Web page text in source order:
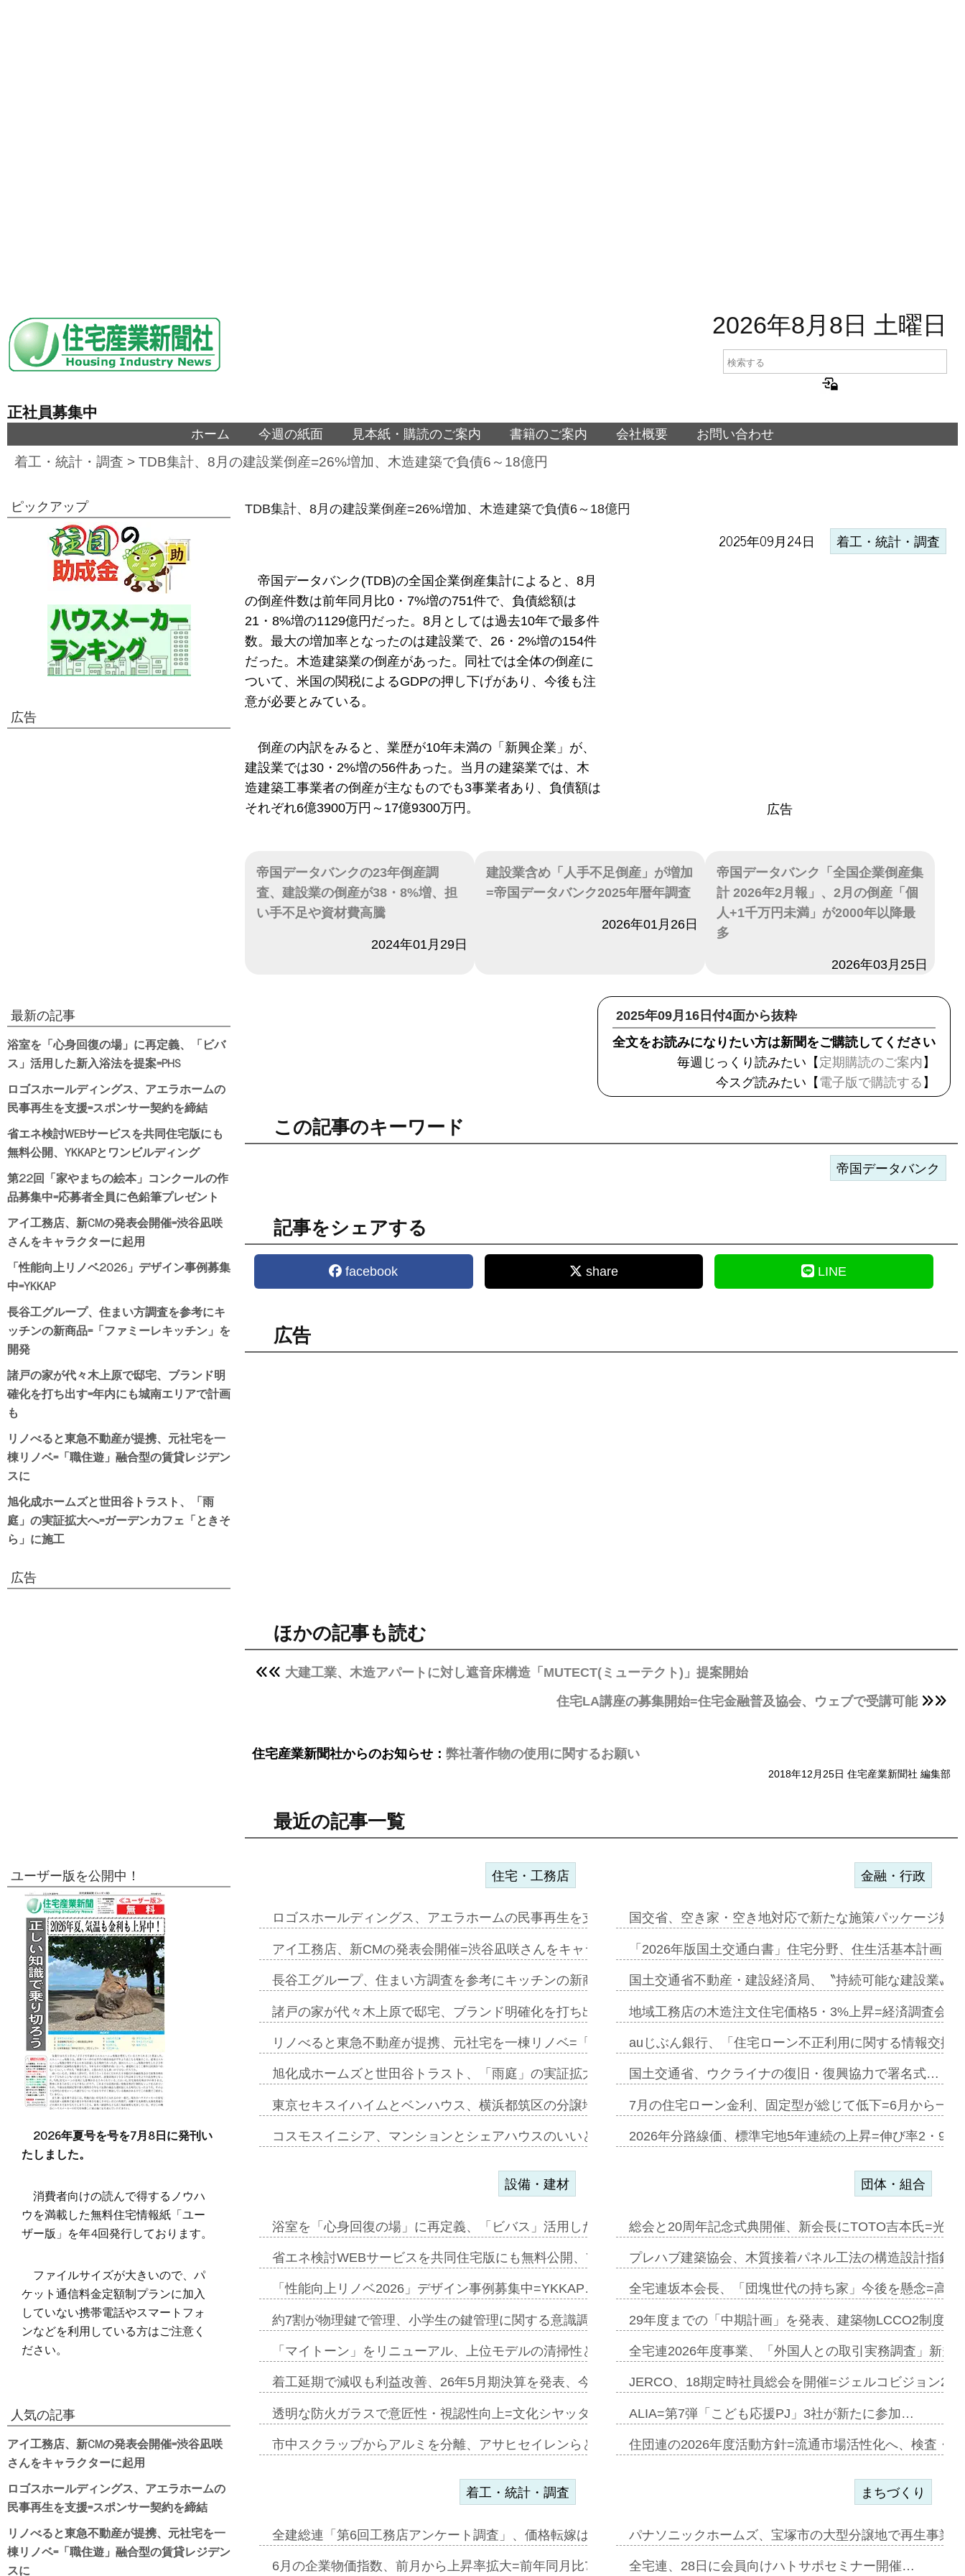
2026年8月8日 土曜日
正社員募集中
ホーム 今週の紙面 見本紙・購読のご案内 書籍のご案内 会社概要 お問い合わせ
着工・統計・調査 > TDB集計、8月の建設業倒産=26%増加、木造建築で負債6～18億円
TDB集計、8月の建設業倒産=26%増加、木造建築で負債6～18億円
2025年09月24日 着工・統計・調査
広告
帝国データバンク(TDB)の全国企業倒産集計によると、8月
の倒産件数は前年同月比0・7%増の751件で、負債総額は
21・8%増の1129億円だった。8月としては過去10年で最多件
数。最大の増加率となったのは建設業で、26・2%増の154件
だった。木造建築業の倒産があった。同社では全体の倒産に
ついて、米国の関税によるGDPの押し下げがあり、今後も注
意が必要とみている。
倒産の内訳をみると、業歴が10年未満の「新興企業」が、
建設業では30・2%増の56件あった。当月の建築業では、木
造建築工事業者の倒産が主なものでも3事業者あり、負債額は
それぞれ6億3900万円～17億9300万円。
帝国データバンクの23年倒産調
査、建設業の倒産が38・8%増、担
い手不足や資材費高騰
2024年01月29日
建設業含め「人手不足倒産」が増加
=帝国データバンク2025年暦年調査
2026年01月26日
帝国データバンク「全国企業倒産集
計 2026年2月報」、2月の倒産「個
人+1千万円未満」が2000年以降最
多
2026年03月25日
2025年09月16日付4面から抜粋
全文をお読みになりたい方は新聞をご購読してください
毎週じっくり読みたい【 定期購読のご案内 】
今スグ読みたい【 電子版で購読する 】
この記事のキーワード
帝国データバンク
記事をシェアする
facebook share LINE
広告
ほかの記事も読む
大建工業、木造アパートに対し遮音床構造「MUTECT(ミューテクト)」提案開始
住宅LA講座の募集開始=住宅金融普及協会、ウェブで受講可能
住宅産業新聞社からのお知らせ： 弊社著作物の使用に関するお願い
2018年12月25日 住宅産業新聞社 編集部
最近の記事一覧
住宅・工務店
ロゴスホールディングス、アエラホームの民事再生を支援=スポンサー契約…
アイ工務店、新CMの発表会開催=渋谷凪咲さんをキャラクターに起用…
長谷工グループ、住まい方調査を参考にキッチンの新商品=「ファミーレキ…
諸戸の家が代々木上原で邸宅、ブランド明確化を打ち出す=年内にも城南エ…
リノべると東急不動産が提携、元社宅を一棟リノベ=「職住遊」融合型の賃…
旭化成ホームズと世田谷トラスト、「雨庭」の実証拡大へ=ガーデンカフェ…
東京セキスイハイムとベンハウス、横浜都筑区の分譲地開発で初協業=お互…
コスモスイニシア、マンションとシェアハウスのいいとこどりのコリビング…
金融・行政
国交省、空き家・空き地対応で新たな施策パッケージ始
「2026年版国土交通白書」住宅分野、住生活基本計画
国土交通省不動産・建設経済局、〝持続可能な建設業〟
地域工務店の木造注文住宅価格5・3%上昇=経済調査会
auじぶん銀行、「住宅ローン不正利用に関する情報交換
国土交通省、ウクライナの復旧・復興協力で署名式…
7月の住宅ローン金利、固定型が総じて低下=6月から一
2026年分路線価、標準宅地5年連続の上昇=伸び率2・
設備・建材
浴室を「心身回復の場」に再定義、「ビバス」活用した新入浴法を提案=P…
省エネ検討WEBサービスを共同住宅版にも無料公開、YKKAPとワンビ…
「性能向上リノベ2026」デザイン事例募集中=YKKAP…
約7割が物理鍵で管理、小学生の鍵管理に関する意識調査=Nature…
「マイトーン」をリニューアル、上位モデルの清掃性と安全性追加=リンナ…
着工延期で減収も利益改善、26年5月期決算を発表、今期は増収見込む=…
透明な防火ガラスで意匠性・視認性向上=文化シヤッター…
市中スクラップからアルミを分離、アサヒセイレンらと協働開発開始=三協…
団体・組合
総会と20周年記念式典開催、新会長にTOTO吉本氏=光
プレハブ建築協会、木質接着パネル工法の構造設計指針
全宅連坂本会長、「団塊世代の持ち家」今後を懸念=高
29年度までの「中期計画」を発表、建築物LCCO2制度
全宅連2026年度事業、「外国人との取引実務調査」新規
JERCO、18期定時社員総会を開催=ジェルコビジョン
ALIA=第7弾「こども応援PJ」3社が新たに参加…
住団連の2026年度活動方針=流通市場活性化へ、検査・
着工・統計・調査
全建総連「第6回工務店アンケート調査」、価格転嫁は十分に進まず=「物…
6月の企業物価指数、前月から上昇率拡大=前年同月比7・1%上昇…
まちづくり
パナソニックホームズ、宝塚市の大型分譲地で再生事業
全宅連、28日に会員向けハトサポセミナー開催…
ピックアップ
広告
最新の記事
浴室を「心身回復の場」に再定義、「ビバ
ス」活用した新入浴法を提案=PHS
ロゴスホールディングス、アエラホームの
民事再生を支援=スポンサー契約を締結
省エネ検討WEBサービスを共同住宅版にも
無料公開、YKKAPとワンビルディング
第22回「家やまちの絵本」コンクールの作
品募集中=応募者全員に色鉛筆プレゼント
アイ工務店、新CMの発表会開催=渋谷凪咲
さんをキャラクターに起用
「性能向上リノベ2026」デザイン事例募集
中=YKKAP
長谷工グループ、住まい方調査を参考にキ
ッチンの新商品=「ファミーレキッチン」を
開発
諸戸の家が代々木上原で邸宅、ブランド明
確化を打ち出す=年内にも城南エリアで計画
も
リノべると東急不動産が提携、元社宅を一
棟リノベ=「職住遊」融合型の賃貸レジデン
スに
旭化成ホームズと世田谷トラスト、「雨
庭」の実証拡大へ=ガーデンカフェ「ときそ
ら」に施工
広告
ユーザー版を公開中！
2026年夏号を号を7月8日に発刊い
たしました。
消費者向けの読んで得するノウハ
ウを満載した無料住宅情報紙「ユー
ザー版」を年4回発行しております。
ファイルサイズが大きいので、パ
ケット通信料金定額制プランに加入
していない携帯電話やスマートフォ
ンなどを利用している方はご注意く
ださい。
人気の記事
アイ工務店、新CMの発表会開催=渋谷凪咲
さんをキャラクターに起用
ロゴスホールディングス、アエラホームの
民事再生を支援=スポンサー契約を締結
リノべると東急不動産が提携、元社宅を一
棟リノベ=「職住遊」融合型の賃貸レジデン
スに